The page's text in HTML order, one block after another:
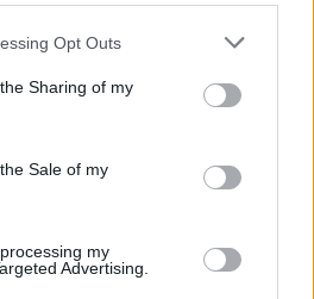
Opt Outs
Sharing of my
Sale of my
my
Advertising.